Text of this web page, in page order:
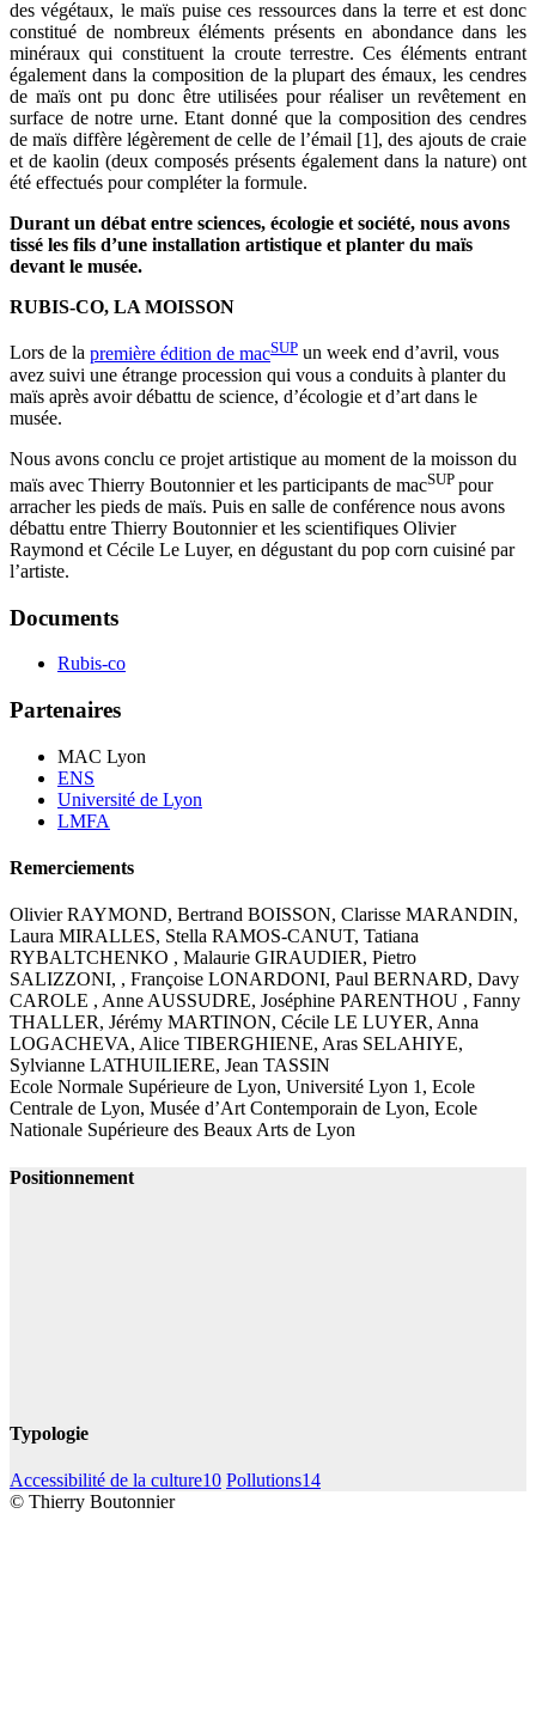
des végétaux, le maïs puise ces ressources dans la terre et est donc
constitué de nombreux éléments présents en abondance dans les
minéraux qui constituent la croute terrestre. Ces éléments entrant
également dans la composition de la plupart des émaux, les cendres
de maïs ont pu donc être utilisées pour réaliser un revêtement en
surface de notre urne. Etant donné que la composition des cendres
de maïs diffère légèrement de celle de l’émail [1], des ajouts de craie
et de kaolin (deux composés présents également dans la nature) ont
été effectués pour compléter la formule.
Durant un débat entre sciences, écologie et société, nous avons
tissé les fils d’une installation artistique et planter du maïs
devant le musée.
RUBIS-CO, LA MOISSON
Lors de la première édition de macSUP un week end d’avril, vous
avez suivi une étrange procession qui vous a conduits à planter du
maïs après avoir débattu de science, d’écologie et d’art dans le
musée.
Nous avons conclu ce projet artistique au moment de la moisson du
maïs avec Thierry Boutonnier et les participants de macSUP pour
arracher les pieds de maïs. Puis en salle de conférence nous avons
débattu entre Thierry Boutonnier et les scientifiques Olivier
Raymond et Cécile Le Luyer, en dégustant du pop corn cuisiné par
l’artiste.
Documents
Rubis-co
Partenaires
MAC Lyon
ENS
Université de Lyon
LMFA
Remerciements
Olivier RAYMOND, Bertrand BOISSON, Clarisse MARANDIN,
Laura MIRALLES, Stella RAMOS-CANUT, Tatiana
RYBALTCHENKO , Malaurie GIRAUDIER, Pietro
SALIZZONI, , Françoise LONARDONI, Paul BERNARD, Davy
CAROLE , Anne AUSSUDRE, Joséphine PARENTHOU , Fanny
THALLER, Jérémy MARTINON, Cécile LE LUYER, Anna
LOGACHEVA, Alice TIBERGHIENE, Aras SELAHIYE,
Sylvianne LATHUILIERE, Jean TASSIN
Ecole Normale Supérieure de Lyon, Université Lyon 1, Ecole
Centrale de Lyon, Musée d’Art Contemporain de Lyon, Ecole
Nationale Supérieure des Beaux Arts de Lyon
Positionnement
Typologie
Accessibilité de la culture10 Pollutions14
© Thierry Boutonnier